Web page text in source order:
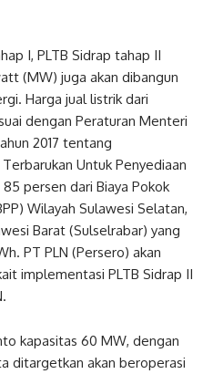
I, PLTB Sidrap tahap II
(MW) juga akan dibangun
Harga jual listrik dari
dengan Peraturan Menteri
2017 tentang
Untuk Penyediaan
persen dari Biaya Pokok
Wilayah Sulawesi Selatan,
Barat (Sulselrabar) yang
PT PLN (Persero) akan
implementasi PLTB Sidrap II
kapasitas 60 MW, dengan
ditargetkan akan beroperasi